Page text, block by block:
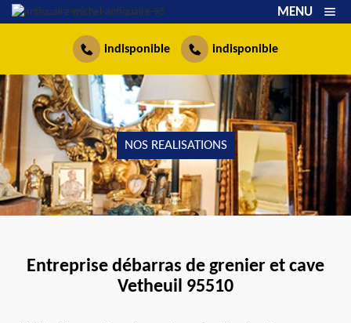
MENU
indisponible indisponible
NOS REALISATIONS
Entreprise débarras de grenier et cave
Vetheuil 95510